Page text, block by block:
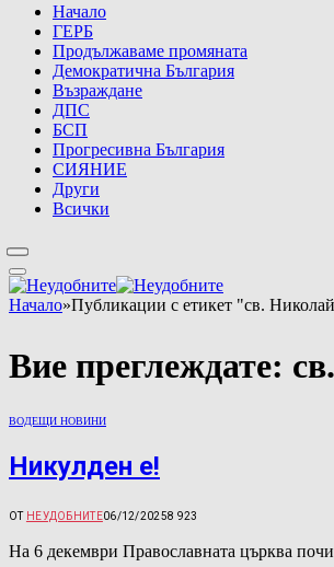
Начало
ГЕРБ
Продължаваме промяната
Демократична България
Възраждане
ДПС
БСП
Прогресивна България
СИЯНИЕ
Други
Всички
Начало»Публикации с етикет "св.
Вие преглеждате:
ВОДЕЩИ НОВИНИ
Никулден е!
ОТ НЕУДОБНИТЕ06/12/20258 923
На 6 декември Православната църква